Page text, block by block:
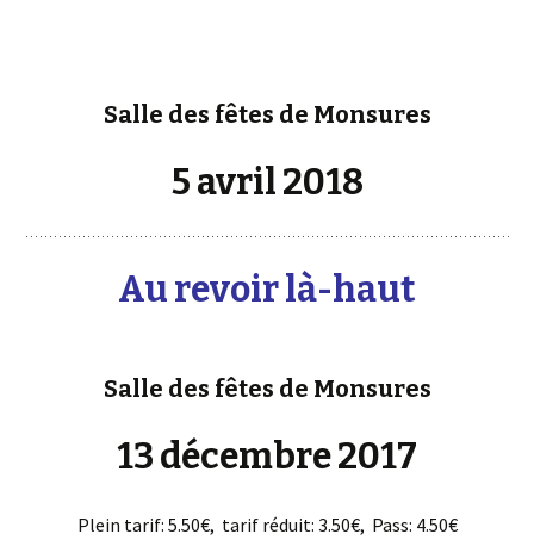
Salle des fêtes de Monsures
5 avril 2018
Au revoir là-haut
Salle des fêtes de Monsures
13 décembre 2017
Plein tarif: 5.50€, tarif réduit: 3.50€, Pass: 4.50€